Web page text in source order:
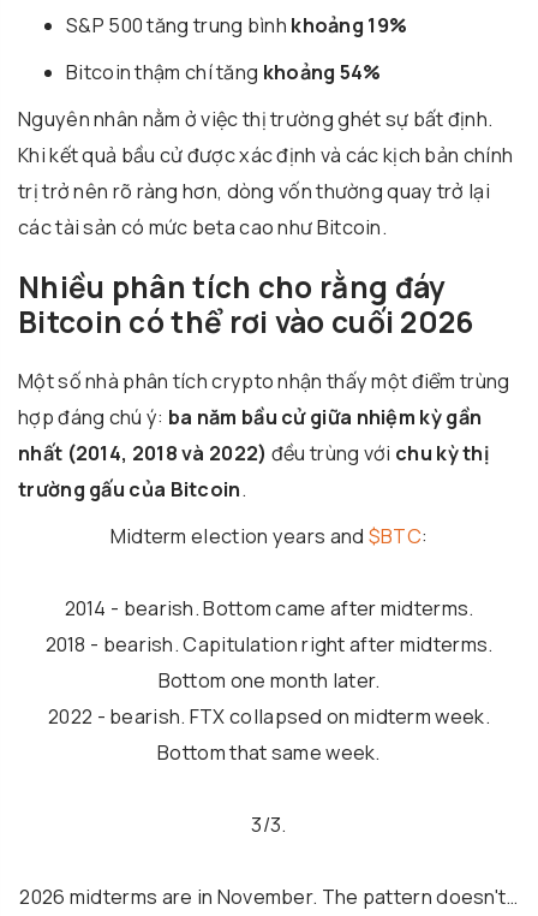
S&P 500 tăng trung bình khoảng 19%
Bitcoin thậm chí tăng khoảng 54%
Nguyên nhân nằm ở việc thị trường ghét sự bất định.
Khi kết quả bầu cử được xác định và các kịch bản chính
trị trở nên rõ ràng hơn, dòng vốn thường quay trở lại
các tài sản có mức beta cao như Bitcoin.
Nhiều phân tích cho rằng đáy
Bitcoin có thể rơi vào cuối 2026
Một số nhà phân tích crypto nhận thấy một điểm trùng
hợp đáng chú ý: ba năm bầu cử giữa nhiệm kỳ gần
nhất (2014, 2018 và 2022) đều trùng với chu kỳ thị
trường gấu của Bitcoin.
Midterm election years and $BTC:
2014 - bearish. Bottom came after midterms.
2018 - bearish. Capitulation right after midterms.
Bottom one month later.
2022 - bearish. FTX collapsed on midterm week.
Bottom that same week.
3/3.
2026 midterms are in November. The pattern doesn't…